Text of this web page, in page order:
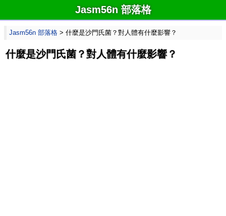
Jasm56n 部落格
Jasm56n 部落格 > 什麼是沙門氏菌？對人體有什麼影響？
什麼是沙門氏菌？對人體有什麼影響？